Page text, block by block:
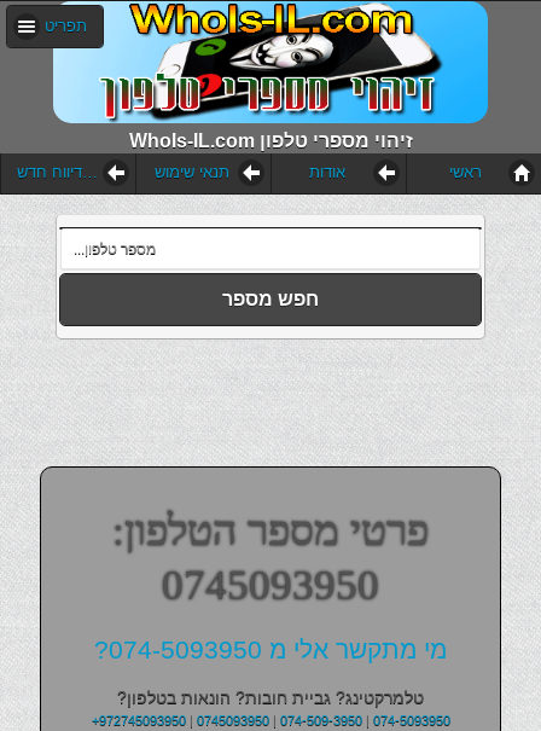
WhoIs-IL.com זיהוי מספרי טלפון
תפריט
הוסף דיווח חדש תנאי שימוש אודות ראשי
חפש מספר
פרטי מספר הטלפון:
0745093950
מי מתקשר אלי מ 074-5093950?
טלמרקטינג? גביית חובות? הונאות בטלפון?
+972745093950| 0745093950| 074-509-3950| 074-5093950